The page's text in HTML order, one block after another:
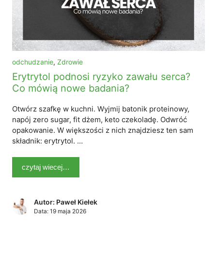
odchudzanie, Zdrowie
Erytrytol podnosi ryzyko zawału serca?
Co mówią nowe badania?
Otwórz szafkę w kuchni. Wyjmij batonik proteinowy,
napój zero sugar, fit dżem, keto czekoladę. Odwróć
opakowanie. W większości z nich znajdziesz ten sam
składnik: erytrytol. …
czytaj wiecej…
Autor: Paweł Kiełek
Data: 19 maja 2026